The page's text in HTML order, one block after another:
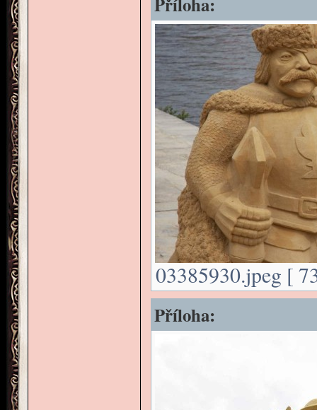
03385930.jpeg [
Příloha: